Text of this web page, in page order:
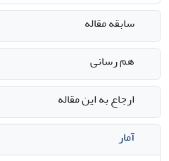
سابقه مقاله
هم رسانی
ارجاع به این مقاله
آمار